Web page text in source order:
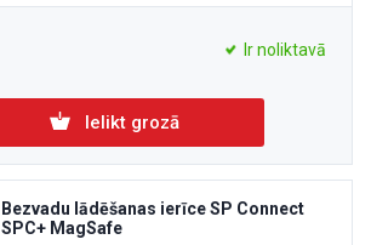
Ir noliktavā
Ielikt grozā
Bezvadu lādēšanas ierīce SP Connect
SPC+ MagSafe